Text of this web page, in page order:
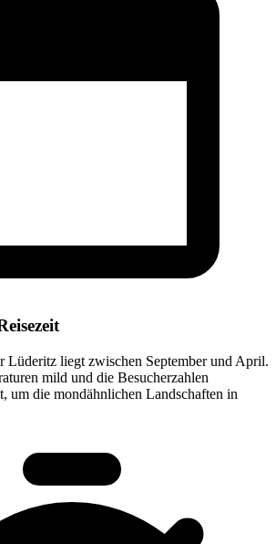
Lüderitz liegt zwischen September und April.
mild und die Besucherzahlen
um die mondähnlichen Landschaften in